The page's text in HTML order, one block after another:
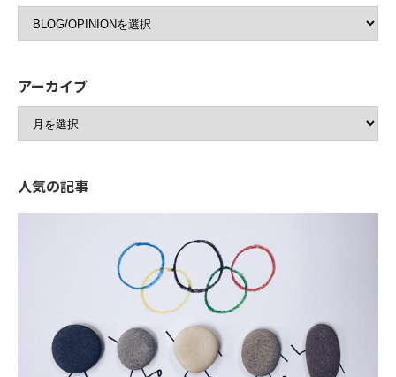
アーカイブ
人気の記事